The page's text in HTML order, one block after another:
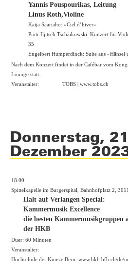
Yannis Pouspourikas, Leitung
Linus Roth,Violine
Kaija Saariaho: «Ciel d’hiver»
Piotr Iljitsch Tschaikowski: Konzert für
35
Engelbert Humperdinck: Suite aus «Hänsel
Nach dem Konzert findet in der Cafébar vom
Lounge statt.
Veranstalter:
TOBS | www.tobs.ch
Donnerstag,
Dezember
18:00
Spittelkapelle im Burgerspital, Bahnhofplatz 2,
Halt auf Verlangen Special:
Kammermusik Excellence
die besten Kammermusikgruppen
der HKB
Duer: 60 Minuten
Veranstalter:
Hochschule der Künste Bern: www.hkb.bfh.ch/de/